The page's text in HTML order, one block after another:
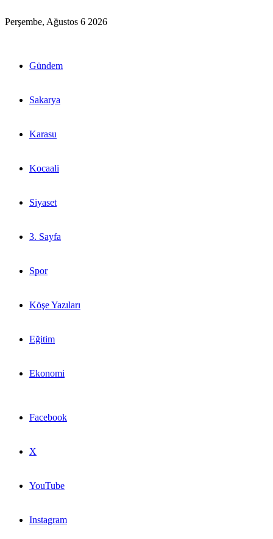
Perşembe, Ağustos 6 2026
Gündem
Sakarya
Karasu
Kocaali
Siyaset
3. Sayfa
Spor
Köşe Yazıları
Eğitim
Ekonomi
Facebook
X
YouTube
Instagram